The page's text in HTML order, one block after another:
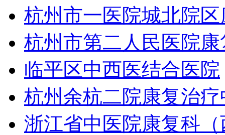
杭州市一医院城北院
杭州市第二人民医院康
临平区中西医结合医院
杭州余杭二院康复治疗
浙江省中医院康复科